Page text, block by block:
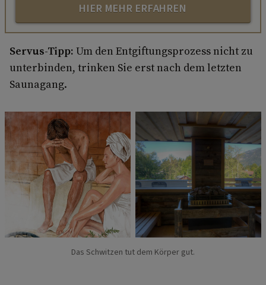
HIER MEHR ERFAHREN
Servus-Tipp: Um den Entgiftungsprozess nicht zu
unterbinden, trinken Sie erst nach dem letzten
Saunagang.
Das Schwitzen tut dem Körper gut.